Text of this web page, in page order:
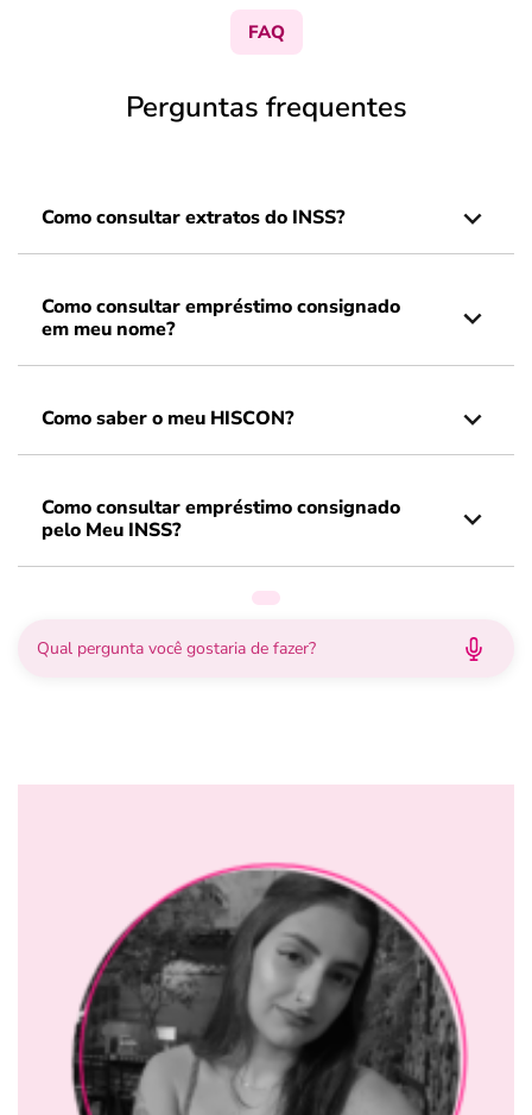
FAQ
Perguntas frequentes
Como consultar extratos do INSS?
Como consultar empréstimo consignado
em meu nome?
Como saber o meu HISCON?
Como consultar empréstimo consignado
pelo Meu INSS?